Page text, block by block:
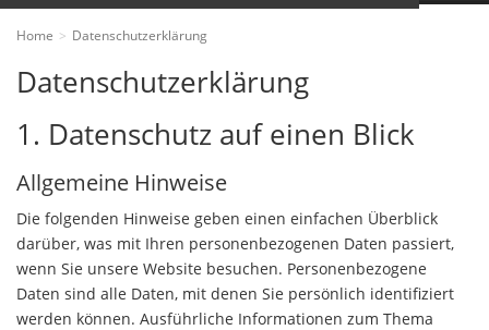
Entwicklungen
für
Landwirtschaft
und
Home Datenschutzerklärung
Datenschutzerklärung
1. Datenschutz auf einen Blick
Allgemeine Hinweise
Die folgenden Hinweise geben einen einfachen Überblick
darüber, was mit Ihren personenbezogenen Daten passiert,
wenn Sie unsere Website besuchen. Personenbezogene
Daten sind alle Daten, mit denen Sie persönlich identifiziert
werden können. Ausführliche Informationen zum Thema